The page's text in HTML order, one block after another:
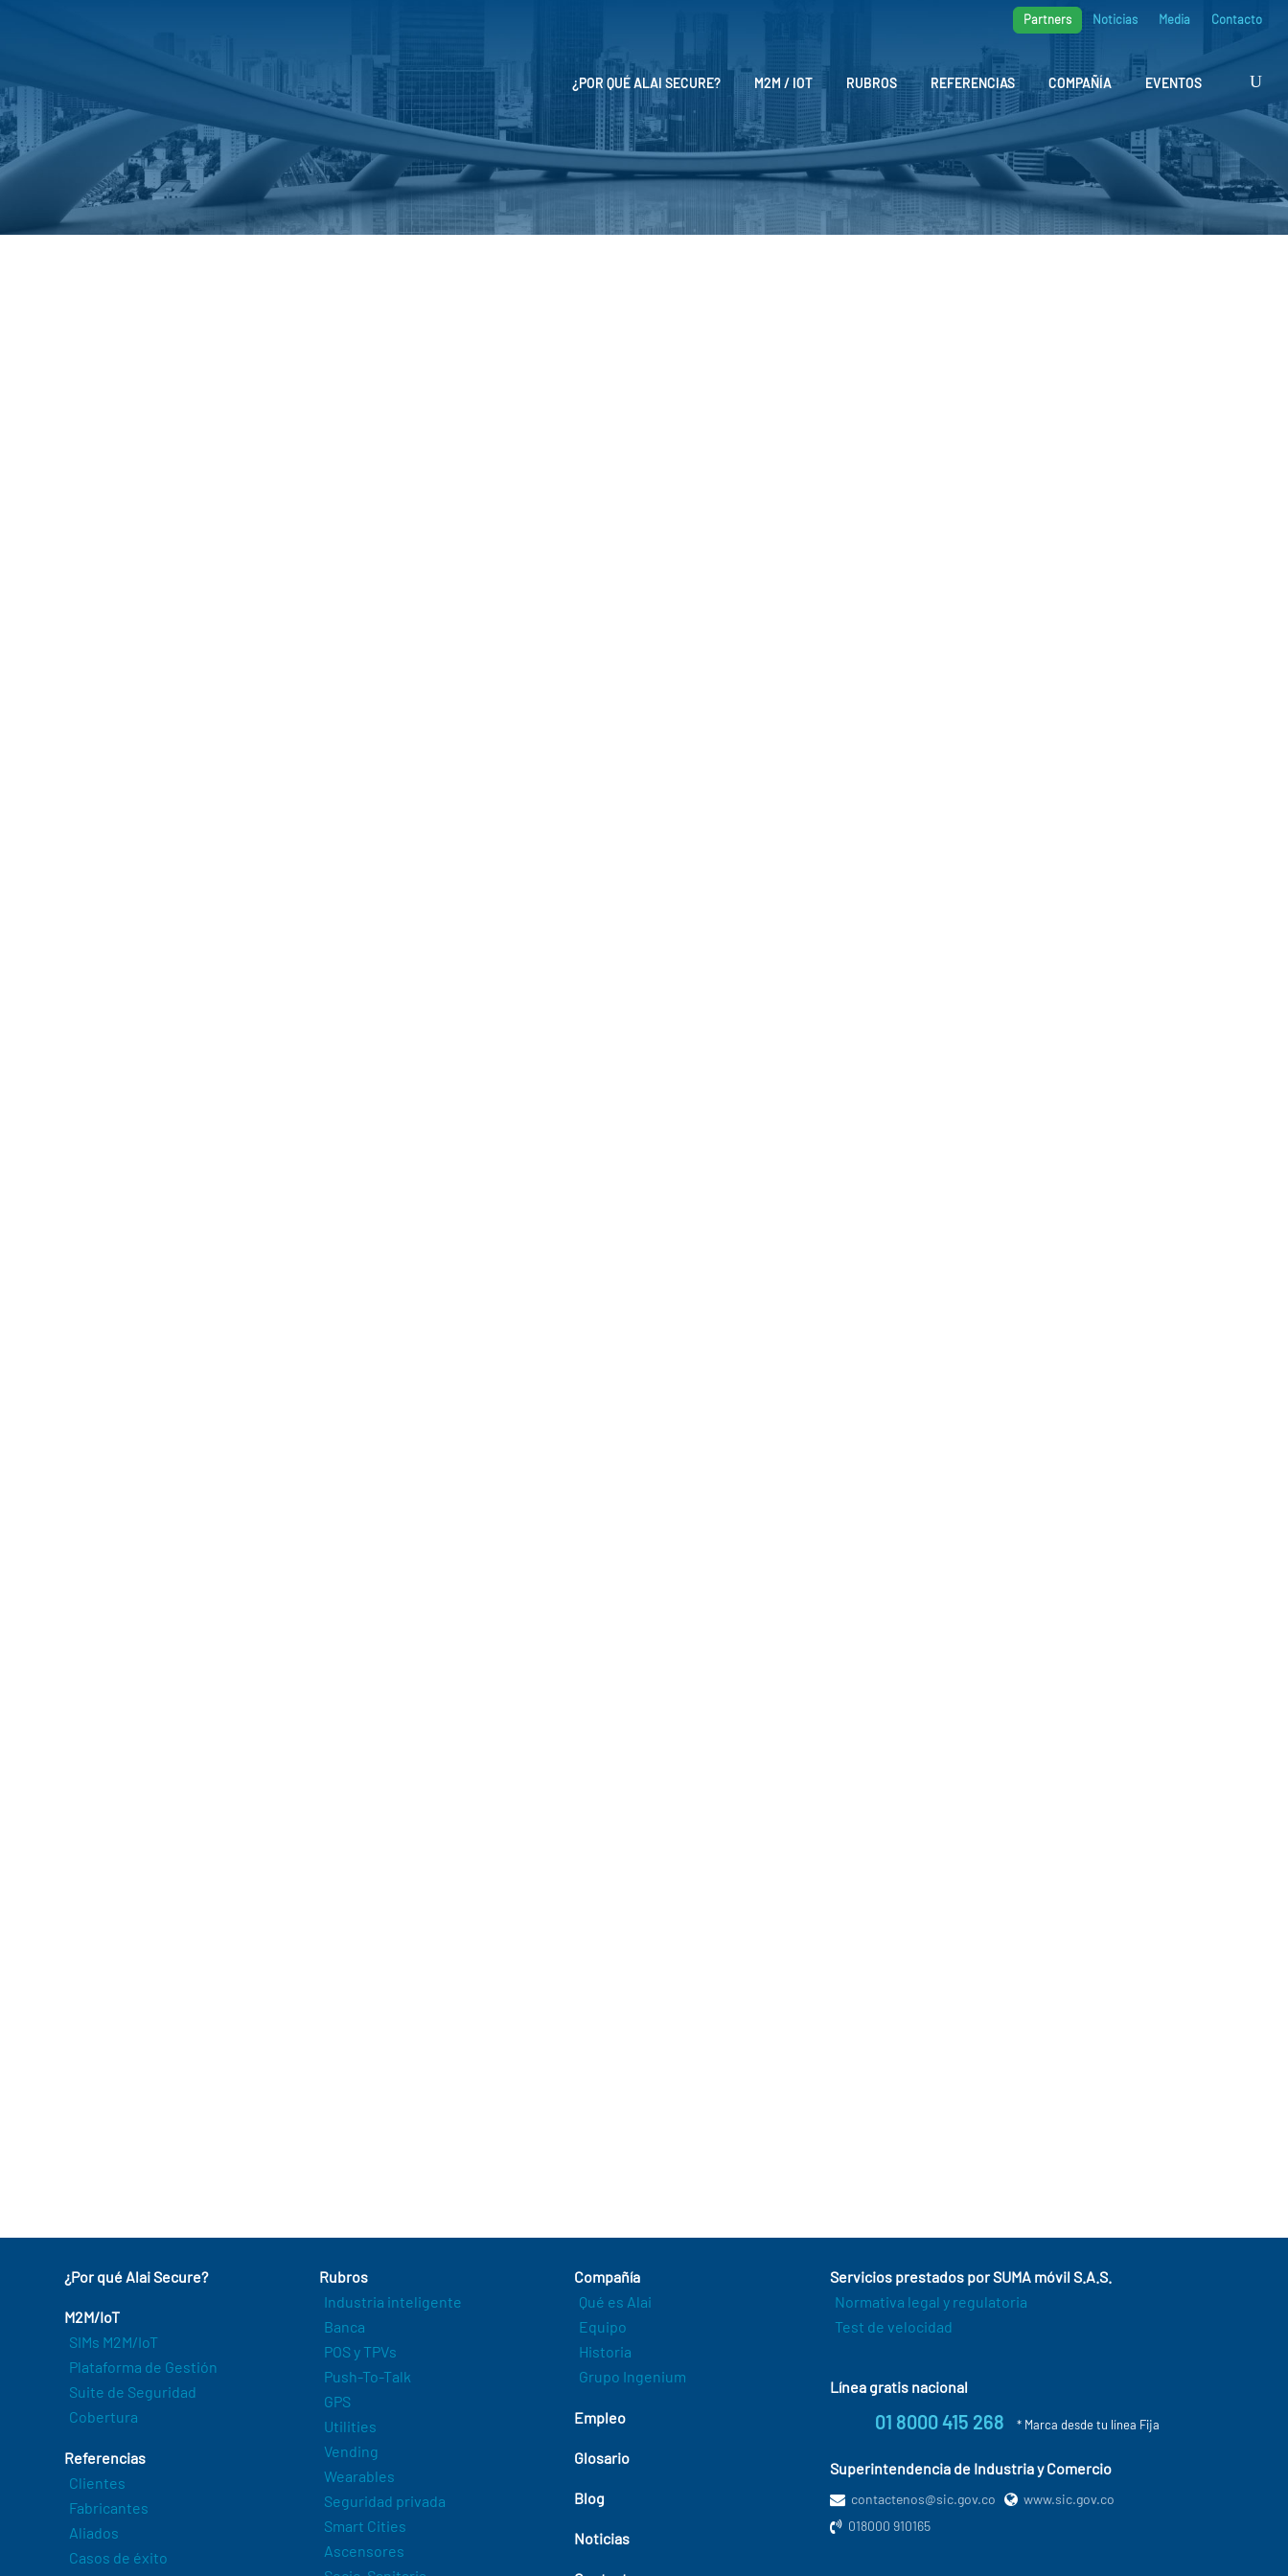
Partners Noticias Media Contacto
¿POR QUÉ ALAI SECURE? M2M / IOT RUBROS REFERENCIAS COMPAÑÍA EVENTOS
¿Por qué Alai Secure?
M2M/IoT
SIMs M2M/IoT
Plataforma de Gestión
Suite de Seguridad
Cobertura
Referencias
Clientes
Fabricantes
Aliados
Casos de éxito
Rubros
Industria inteligente
Banca
POS y TPVs
Push-To-Talk
GPS
Utilities
Vending
Wearables
Seguridad privada
Smart Cities
Ascensores
Compañía
Qué es Alai
Equipo
Historia
Grupo Ingenium
Empleo
Glosario
Blog
Noticias
Servicios prestados por SUMA móvil S.A.S.
Normativa legal y regulatoria
Test de velocidad
Línea gratis nacional
01 8000 415 268 * Marca desde tu línea Fija
Superintendencia de Industria y Comercio
contactenos@sic.gov.co
www.sic.gov.co
018000 910165